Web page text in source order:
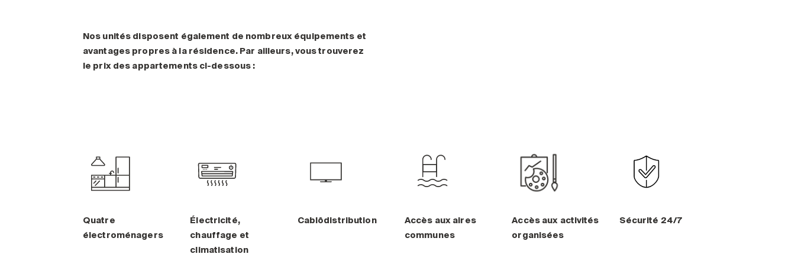
Nos unités disposent également de nombreux équipements et
avantages propres à la résidence. Par ailleurs, vous trouverez
le prix des appartements ci-dessous :
Quatre
électroménagers
Électricité,
chauffage et
climatisation
Cablôdistribution
Accès aux aires
communes
Accès aux activités
organisées
Sécurité 24/7